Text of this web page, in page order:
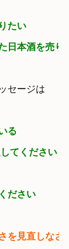
たい
日本酒を売り
セージは
る
てください
ださい
を見直しなさ